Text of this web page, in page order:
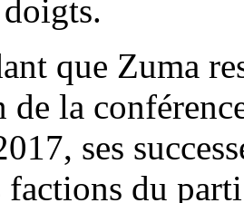
que Zuma
de la
ses
du